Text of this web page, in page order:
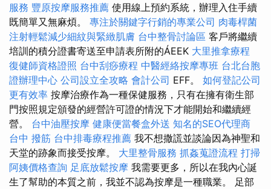
服務 豐原按摩服務推薦 使用線上預約系統，辦理入住手續
既簡單又無麻煩。 專注於關鍵字行銷的專業公司 肉毒桿菌
注射輕鬆減少細紋與緊緻肌膚 台中整骨討論區 客戶將繼續
培訓的積分證書寄送至申請表所附的ÁEEK 大里推拿療程
復健師資格證照 台中刮痧療程 中醫經絡按摩專班 台北台胞
證辦理中心 公司設立全攻略 會計公司 EFF。 如何登記公司
更有效率 按摩治療作為一種保健服務，只有在擁有衛生部
門按照規定頒發的經營許可證的情況下才能開始和繼續經
營。 台中油壓按摩 健康便當餐盒外送 知名的SEO代理商
台中 撥筋 台中排毒療程推薦 我不想撒謊並談論因為神聖和
天堂的跡象而接受按摩。 大里整骨服務 抓姦蒐證流程 打掃
阿姨價格查詢 足底放鬆按摩 我需要更多，所以在我內心誕
生了幫助的本質之前，我並不認為按摩是一種職業。 足部